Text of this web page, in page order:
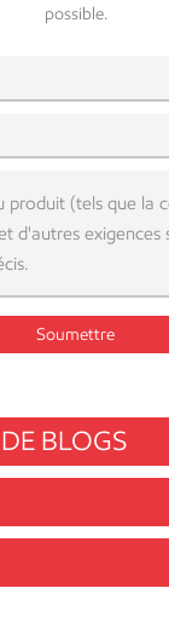
possible.
Soumettre
BLOGS